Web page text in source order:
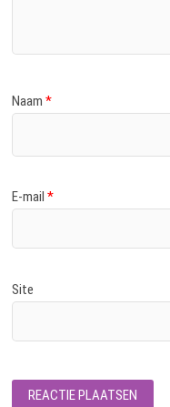
Naam*
E-mail*
Site